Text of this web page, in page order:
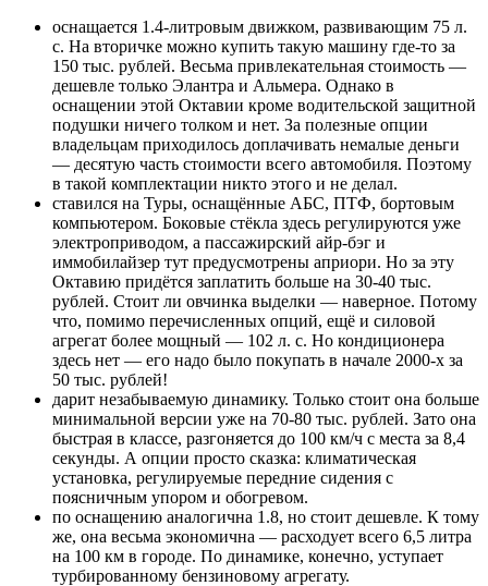
оснащается 1.4-литровым движком, развивающим 75 л.
с. На вторичке можно купить такую машину где-то за
150 тыс. рублей. Весьма привлекательная стоимость —
дешевле только Элантра и Альмера. Однако в
оснащении этой Октавии кроме водительской защитной
подушки ничего толком и нет. За полезные опции
владельцам приходилось доплачивать немалые деньги
— десятую часть стоимости всего автомобиля. Поэтому
в такой комплектации никто этого и не делал.
ставился на Туры, оснащённые АБС, ПТФ, бортовым
компьютером. Боковые стёкла здесь регулируются уже
электроприводом, а пассажирский айр-бэг и
иммобилайзер тут предусмотрены априори. Но за эту
Октавию придётся заплатить больше на 30-40 тыс.
рублей. Стоит ли овчинка выделки — наверное. Потому
что, помимо перечисленных опций, ещё и силовой
агрегат более мощный — 102 л. с. Но кондиционера
здесь нет — его надо было покупать в начале 2000-х за
50 тыс. рублей!
дарит незабываемую динамику. Только стоит она больше
минимальной версии уже на 70-80 тыс. рублей. Зато она
быстрая в классе, разгоняется до 100 км/ч с места за 8,4
секунды. А опции просто сказка: климатическая
установка, регулируемые передние сидения с
поясничным упором и обогревом.
по оснащению аналогична 1.8, но стоит дешевле. К тому
же, она весьма экономична — расходует всего 6,5 литра
на 100 км в городе. По динамике, конечно, уступает
турбированному бензиновому агрегату.